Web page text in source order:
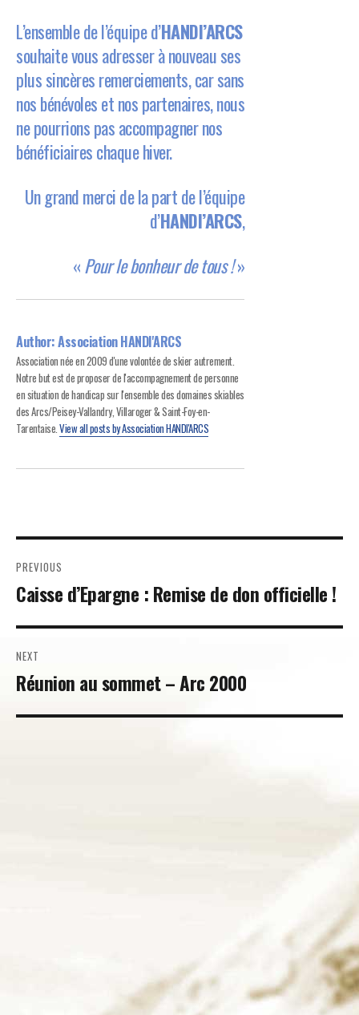
L’ensemble de l’équipe d’HANDI’ARCS
souhaite vous adresser à nouveau ses
plus sincères remerciements, car sans
nos bénévoles et nos partenaires, nous
ne pourrions pas accompagner nos
bénéficiaires chaque hiver.
Un grand merci de la part de l’équipe
d’HANDI’ARCS,
«Pour le bonheur de tous !»
Author:Association HANDI'ARCS
Association née en 2009 d'une volontée de skier autrement.
Notre but est de proposer de l'accompagnement de personne
en situation de handicap sur l'ensemble des domaines skiables
des Arcs/Peisey-Vallandry, Villaroger & Saint-Foy-en-
Tarentaise.View all posts by Association HANDI'ARCS
Navigation
de
l’article
PREVIOUS
Previous
Caisse d’Epargne : Remise de don officielle !
NEXT
Next
Réunion au sommet – Arc 2000